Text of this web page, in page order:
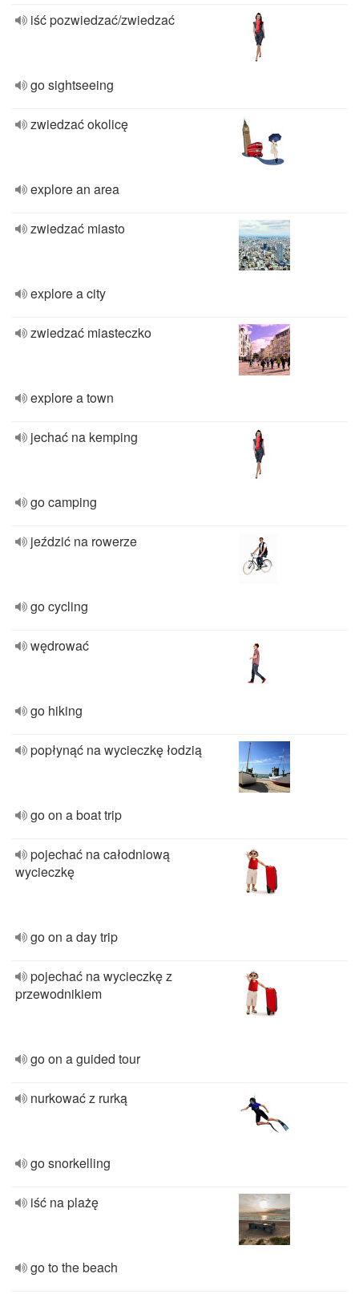
iść pozwiedzać/zwiedzać
go sightseeing
zwiedzać okolicę
explore an area
zwiedzać miasto
explore a city
zwiedzać miasteczko
explore a town
jechać na kemping
go camping
jeździć na rowerze
go cycling
wędrować
go hiking
popłynąć na wycieczkę łodzią
go on a boat trip
pojechać na całodniową
wycieczkę
go on a day trip
pojechać na wycieczkę z
przewodnikiem
go on a guided tour
nurkować z rurką
go snorkelling
iść na plażę
go to the beach